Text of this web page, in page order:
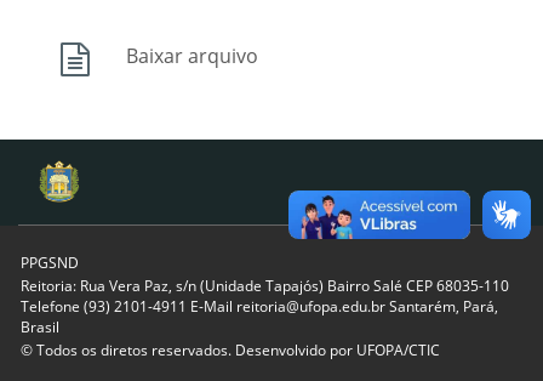
Baixar arquivo
PPGSND
Reitoria: Rua Vera Paz, s/n (Unidade Tapajós) Bairro Salé CEP 68035-110
Telefone (93) 2101-4911 E-Mail reitoria@ufopa.edu.br Santarém, Pará,
Brasil
© Todos os diretos reservados. Desenvolvido por UFOPA/CTIC